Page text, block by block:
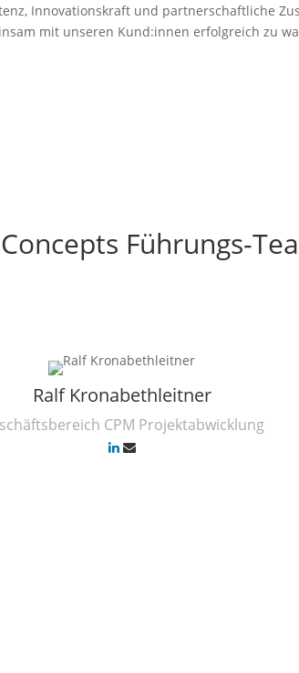
Innovationskraft und partnerschaftliche
mit unseren Kund:innen erfolgreich zu
Führungs-
Ralf Kronabethleitner
CPM Projektabwicklung